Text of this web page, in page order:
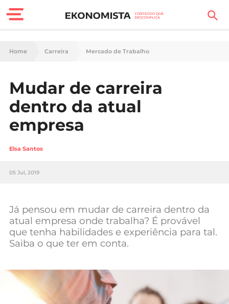
Finanças Pessoais
Carreira
Casa
Lifestyle
Sociedade
Negócios
Mundial 2026
Home Carreira Mercado de Trabalho
Mudar de carreira
dentro da atual
empresa
Elsa Santos
05 Jul, 2019
Já pensou em mudar de carreira dentro da
atual empresa onde trabalha? É provável
que tenha habilidades e experiência para tal.
Saiba o que ter em conta.